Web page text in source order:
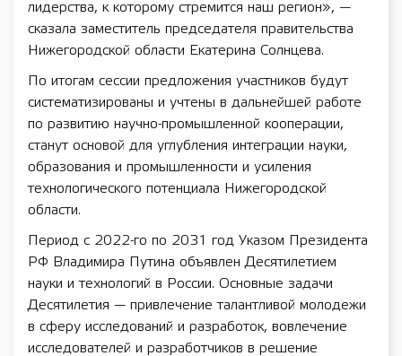
лидерства, к которому стремится наш регион», —
сказала заместитель председателя правительства
Нижегородской области Екатерина Солнцева.
По итогам сессии предложения участников будут
систематизированы и учтены в дальнейшей работе
по развитию научно-промышленной кооперации,
станут основой для углубления интеграции науки,
образования и промышленности и усиления
технологического потенциала Нижегородской
области.
Период с 2022-го по 2031 год Указом Президента
РФ Владимира Путина объявлен Десятилетием
науки и технологий в России. Основные задачи
Десятилетия — привлечение талантливой молодежи
в сферу исследований и разработок, вовлечение
исследователей и разработчиков в решение